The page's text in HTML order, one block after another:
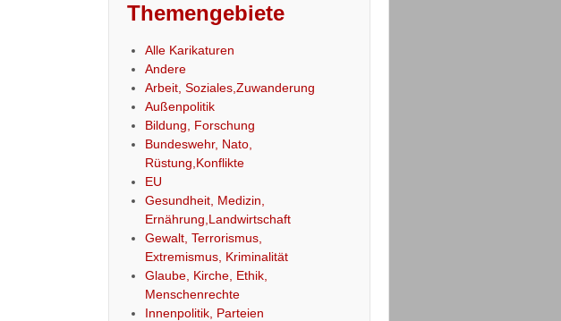
Themengebiete
Alle Karikaturen
Andere
Arbeit, Soziales,Zuwanderung
Außenpolitik
Bildung, Forschung
Bundeswehr, Nato,
Rüstung,Konflikte
EU
Gesundheit, Medizin,
Ernährung,Landwirtschaft
Gewalt, Terrorismus,
Extremismus, Kriminalität
Glaube, Kirche, Ethik,
Menschenrechte
Innenpolitik, Parteien